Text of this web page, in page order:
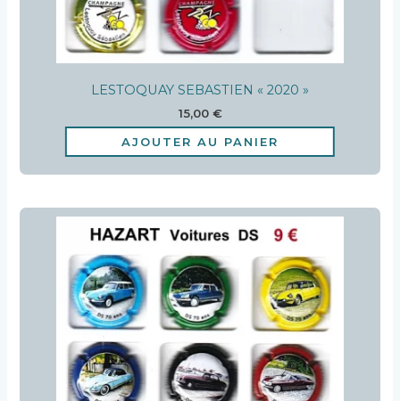
LESTOQUAY SEBASTIEN « 2020 »
15,00 €
AJOUTER AU PANIER